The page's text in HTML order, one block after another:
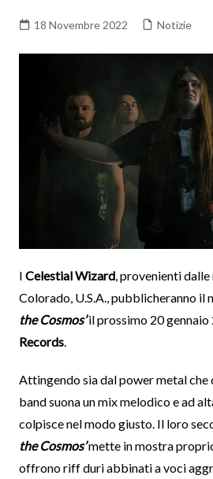
18 Novembre 2022 Notizie
I Celestial Wizard, provenienti
Colorado, U.S.A., pubblicheranno il
the Cosmos’il prossimo 20
Records.
Attingendo sia dal power metal che
band suona un mix melodico e ad
colpisce nel modo giusto. Il loro
the Cosmos’mette in mostra
offrono riff duri abbinati a voci